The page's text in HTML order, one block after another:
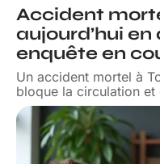
Accident
aujourd’hui
enquête en
Un accident mortel à
bloque la circulation et